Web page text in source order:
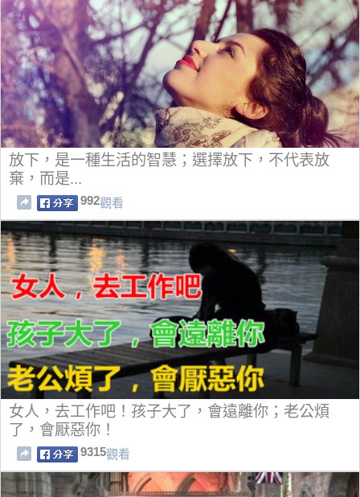
放下，是一種生活的智慧；選擇放下，不代表放
棄，而是...
992觀看
女人，去工作吧！孩子大了，會遠離你；老公煩
了，會厭惡你！
9315觀看